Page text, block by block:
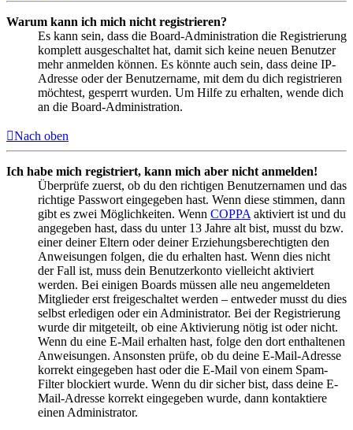
Warum kann ich mich nicht registrieren?
Es kann sein, dass die Board-Administration die Registrierung
komplett ausgeschaltet hat, damit sich keine neuen Benutzer
mehr anmelden können. Es könnte auch sein, dass deine IP-
Adresse oder der Benutzername, mit dem du dich registrieren
möchtest, gesperrt wurden. Um Hilfe zu erhalten, wende dich
an die Board-Administration.
Nach oben
Ich habe mich registriert, kann mich aber nicht anmelden!
Überprüfe zuerst, ob du den richtigen Benutzernamen und das
richtige Passwort eingegeben hast. Wenn diese stimmen, dann
gibt es zwei Möglichkeiten. Wenn COPPA aktiviert ist und du
angegeben hast, dass du unter 13 Jahre alt bist, musst du bzw.
einer deiner Eltern oder deiner Erziehungsberechtigten den
Anweisungen folgen, die du erhalten hast. Wenn dies nicht
der Fall ist, muss dein Benutzerkonto vielleicht aktiviert
werden. Bei einigen Boards müssen alle neu angemeldeten
Mitglieder erst freigeschaltet werden – entweder musst du dies
selbst erledigen oder ein Administrator. Bei der Registrierung
wurde dir mitgeteilt, ob eine Aktivierung nötig ist oder nicht.
Wenn du eine E-Mail erhalten hast, folge den dort enthaltenen
Anweisungen. Ansonsten prüfe, ob du deine E-Mail-Adresse
korrekt eingegeben hast oder die E-Mail von einem Spam-
Filter blockiert wurde. Wenn du dir sicher bist, dass deine E-
Mail-Adresse korrekt eingegeben wurde, dann kontaktiere
einen Administrator.